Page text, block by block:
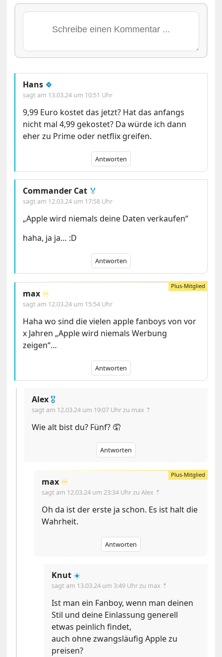
Hans 🍀
sagt am 13.03.24 um 10:51 Uhr
9,99 Euro kostet das jetzt? Hat das anfangs
nicht mal 4,99 gekostet? Da würde ich dann
eher zu Prime oder netflix greifen.
Antworten
Commander Cat 🏅
sagt am 12.03.24 um 17:58 Uhr
„Apple wird niemals deine Daten verkaufen“
haha, ja ja… :D
Antworten
max ♾️
sagt am 12.03.24 um 15:54 Uhr
Haha wo sind die vielen apple fanboys von vor
x Jahren „Apple wird niemals Werbung
zeigen“…
Antworten
Alex 🎖
sagt am 12.03.24 um 19:07 Uhrzu max ⇡
Wie alt bist du? Fünf? 🤦
Antworten
max ♾️
sagt am 12.03.24 um 23:34 Uhrzu Alex ⇡
Oh da ist der erste ja schon. Es ist halt die
Wahrheit.
Antworten
Knut ☀️
sagt am 13.03.24 um 3:49 Uhrzu max ⇡
Ist man ein Fanboy, wenn man deinen
Stil und deine Einlassung generell
etwas peinlich findet,
auch ohne zwangsläufig Apple zu
preisen?